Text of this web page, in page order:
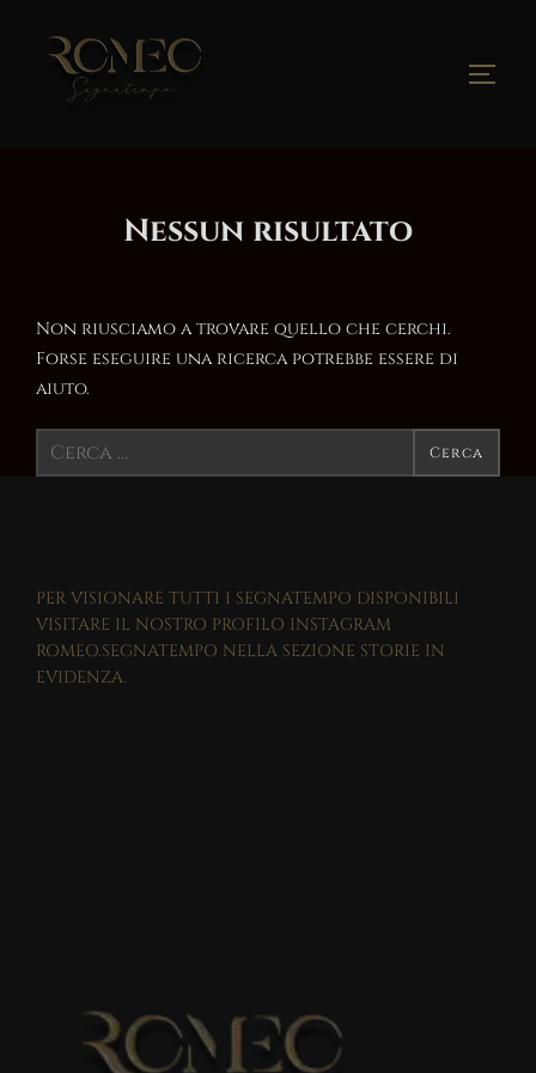
contenuto
Nessun risultato
Non riusciamo a trovare quello che cerchi.
Forse eseguire una ricerca potrebbe essere di
aiuto.
Cerca
per:
Cerca
PER VISIONARE TUTTI I SEGNATEMPO DISPONIBILI
VISITARE IL NOSTRO PROFILO INSTAGRAM
ROMEO.SEGNATEMPO NELLA SEZIONE STORIE IN
EVIDENZA.